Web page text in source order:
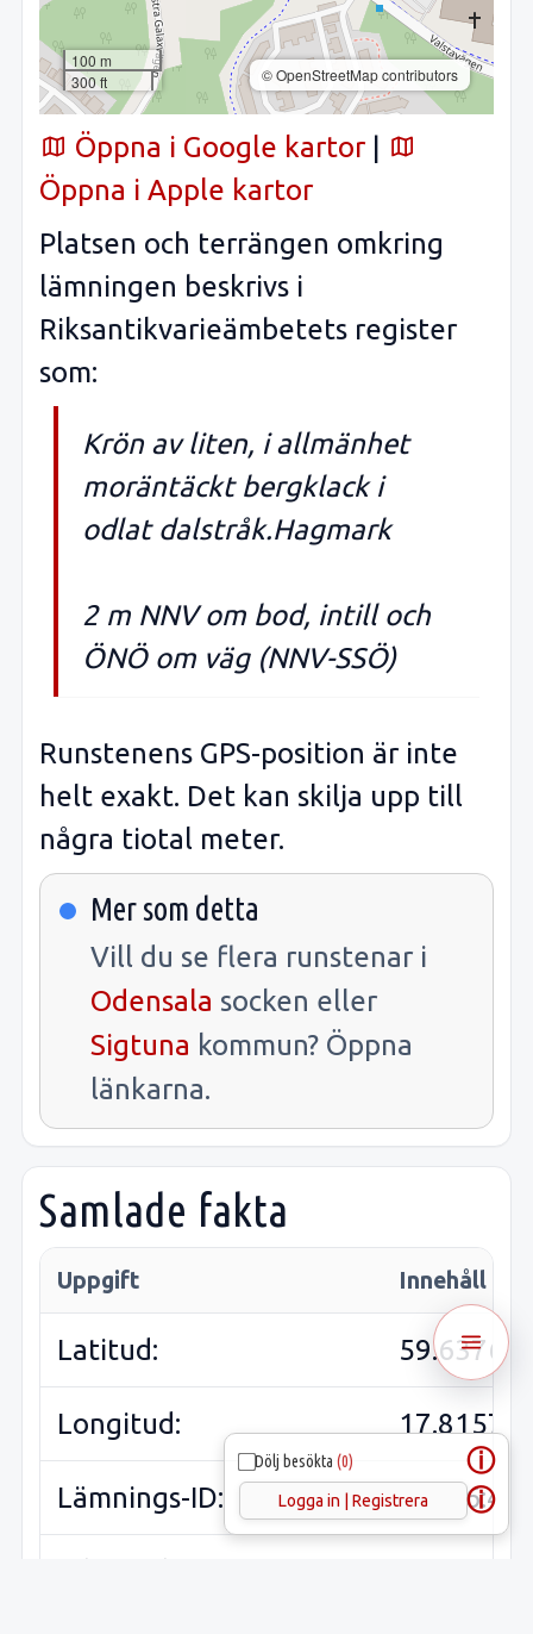
Dölj besökta (0) ⓘ
Logga in | Registrera ⓘ
100 m
300 ft
© OpenStreetMap contributors
Öppna i Google kartor |
Öppna i Apple kartor
Platsen och terrängen omkring
lämningen beskrivs i
Riksantikvarieämbetets register
som:
Krön av liten, i allmänhet
moräntäckt bergklack i
odlat dalstråk.Hagmark
2 m NNV om bod, intill och
ÖNÖ om väg (NNV-SSÖ)
Runstenens GPS-position är inte
helt exakt. Det kan skilja upp till
några tiotal meter.
Mer som detta
Vill du se flera runstenar i
Odensala socken eller
Sigtuna kommun? Öppna
länkarna.
Samlade fakta
Uppgift Innehåll
Latitud:
Longitud:
Lämnings-ID: